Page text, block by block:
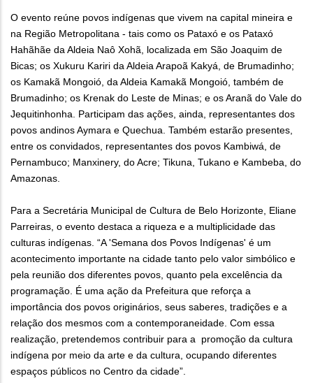
O evento reúne povos indígenas que vivem na capital mineira e
na Região Metropolitana - tais como os Pataxó e os Pataxó
Hahãhãe da Aldeia Naô Xohã, localizada em São Joaquim de
Bicas; os Xukuru Kariri da Aldeia Arapoã Kakyá, de Brumadinho;
os Kamakã Mongoió, da Aldeia Kamakã Mongoió, também de
Brumadinho; os Krenak do Leste de Minas; e os Aranã do Vale do
Jequitinhonha. Participam das ações, ainda, representantes dos
povos andinos Aymara e Quechua. Também estarão presentes,
entre os convidados, representantes dos povos Kambiwá, de
Pernambuco; Manxinery, do Acre; Tikuna, Tukano e Kambeba, do
Amazonas.
Para a Secretária Municipal de Cultura de Belo Horizonte, Eliane
Parreiras, o evento destaca a riqueza e a multiplicidade das
culturas indígenas. “A 'Semana dos Povos Indígenas' é um
acontecimento importante na cidade tanto pelo valor simbólico e
pela reunião dos diferentes povos, quanto pela excelência da
programação. É uma ação da Prefeitura que reforça a
importância dos povos originários, seus saberes, tradições e a
relação dos mesmos com a contemporaneidade. Com essa
realização, pretendemos contribuir para a promoção da cultura
indígena por meio da arte e da cultura, ocupando diferentes
espaços públicos no Centro da cidade”.